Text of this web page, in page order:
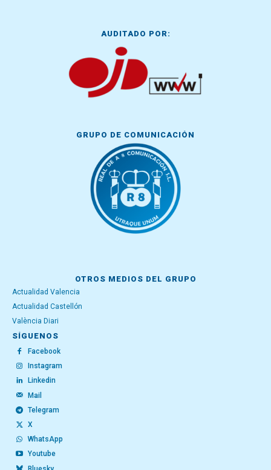
AUDITADO POR:
GRUPO DE COMUNICACIÓN
OTROS MEDIOS DEL GRUPO
Actualidad Valencia
Actualidad Castellón
València Diari
SÍGUENOS
Facebook
Instagram
Linkedin
Mail
Telegram
X
WhatsApp
Youtube